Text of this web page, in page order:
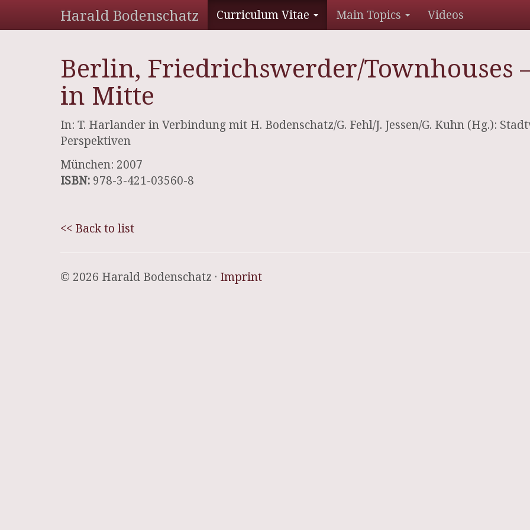
Harald Bodenschatz Curriculum Vitae Main Topics Videos
Berlin, Friedrichswerder/Townhouses
in Mitte
In: T. Harlander in Verbindung mit H. Bodenschatz/G. Fehl/J. Jessen/G. Kuhn (Hg.):
Perspektiven
München: 2007
ISBN: 978-3-421-03560-8
<< Back to list
© 2026 Harald Bodenschatz · Imprint